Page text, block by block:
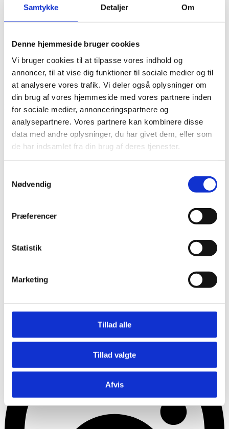
Samtykke Detaljer Om
Denne hjemmeside bruger cookies
Vi bruger cookies til at tilpasse vores indhold og
annoncer, til at vise dig funktioner til sociale medier og til
at analysere vores trafik. Vi deler også oplysninger om
din brug af vores hjemmeside med vores partnere inden
for sociale medier, annonceringspartnere og
analysepartnere. Vores partnere kan kombinere disse
data med andre oplysninger, du har givet dem, eller som
de har indsamlet fra din brug af deres tjenester.
Nødvendig
Præferencer
Statistik
Marketing
Tillad alle
Tillad valgte
Afvis
Handelsbetingelser
Bliv en del af Korphus !
Handelsbetingelser
Persondata & cookiepolitik
Facebook
Instagram